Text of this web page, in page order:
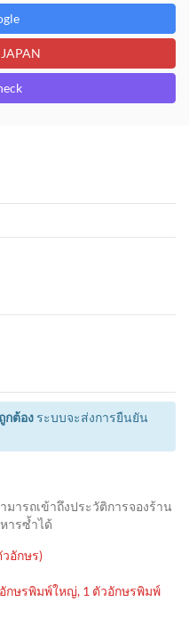
กต้อง ระบบจะส่งการยืนยัน
ารถเข้าถึงประวัติการจองร้าน
ารซ้ำได้
อักษร)
กษรพิมพ์ใหญ่, 1 ตัวอักษรพิมพ์